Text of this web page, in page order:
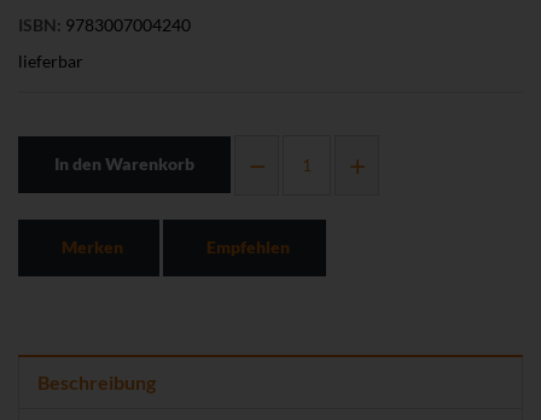
ISBN: 9783007004240
lieferbar
In den Warenkorb
Merken Empfehlen
Beschreibung